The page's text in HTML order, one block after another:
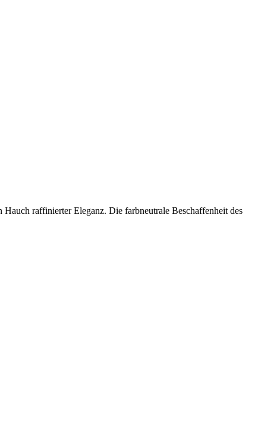
raffinierter Eleganz. Die farbneutrale Beschaffenheit des